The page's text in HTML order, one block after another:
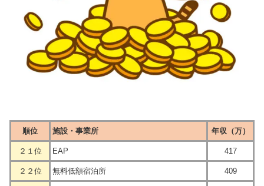
順位 施設・事業所 年収（万）
２１位 EAP 417
２２位 無料低額宿泊所 409